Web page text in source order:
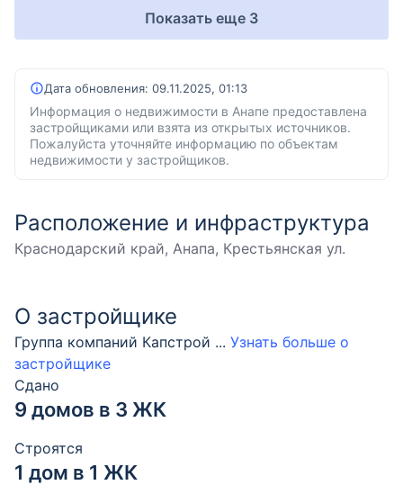
Показать еще 3
Дата обновления: 09.11.2025, 01:13
Информация о недвижимости в Анапе предоставлена
застройщиками или взята из открытых источников.
Пожалуйста уточняйте информацию по объектам
недвижимости у застройщиков.
Расположение и инфраструктура
Краснодарский край, Анапа, Крестьянская ул.
О застройщике
Группа компаний Капстрой ... Узнать больше о
застройщике
Сдано
9 домов в 3 ЖК
Строятся
1 дом в 1 ЖК